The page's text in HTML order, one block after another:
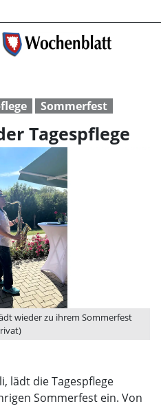
Sommerfest in
Sommerfest
Tagespflege
wieder zu ihrem Sommerfest
lädt die Tagespflege
Sommerfest ein. Von